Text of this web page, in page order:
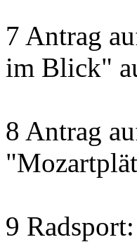
7 Antrag
im Blick"
8 Antrag
9